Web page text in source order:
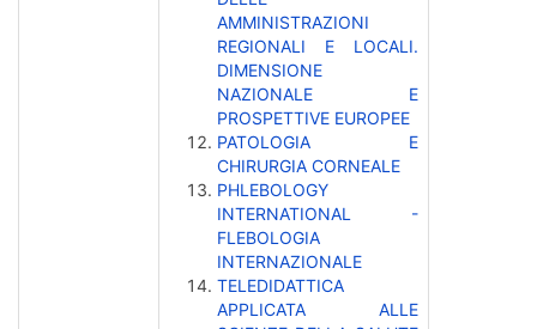
AMMINISTRAZIONI
REGIONALI E LOCALI.
DIMENSIONE
NAZIONALE E
PROSPETTIVE EUROPEE
PATOLOGIA E
CHIRURGIA CORNEALE
PHLEBOLOGY
INTERNATIONAL -
FLEBOLOGIA
INTERNAZIONALE
TELEDIDATTICA
APPLICATA ALLE